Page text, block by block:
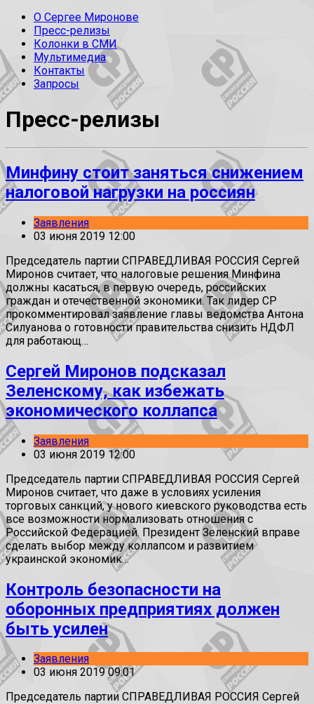
О Сергее Миронове
Пресс-релизы
Колонки в СМИ
Мультимедиа
Контакты
Запросы
Пресс-релизы
Минфину стоит заняться снижением
налоговой нагрузки на россиян
Заявления
03 июня 2019 12:00
Председатель партии СПРАВЕДЛИВАЯ РОССИЯ Сергей
Миронов считает, что налоговые решения Минфина
должны касаться, в первую очередь, российских
граждан и отечественной экономики. Так лидер СР
прокомментировал заявление главы ведомства Антона
Силуанова о готовности правительства снизить НДФЛ
для работающ…
Сергей Миронов подсказал
Зеленскому, как избежать
экономического коллапса
Заявления
03 июня 2019 12:00
Председатель партии СПРАВЕДЛИВАЯ РОССИЯ Сергей
Миронов считает, что даже в условиях усиления
торговых санкций, у нового киевского руководства есть
все возможности нормализовать отношения с
Российской Федерацией. Президент Зеленский вправе
сделать выбор между коллапсом и развитием
украинской экономик…
Контроль безопасности на
оборонных предприятиях должен
быть усилен
Заявления
03 июня 2019 09:01
Председатель партии СПРАВЕДЛИВАЯ РОССИЯ Сергей